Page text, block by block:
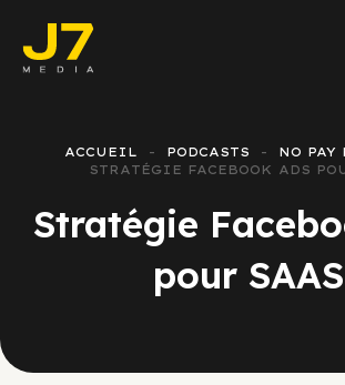
ACCUEIL PODCASTS
NO PAY
STRATÉGIE FACEBOOK ADS
Stratégie
pour SAAS